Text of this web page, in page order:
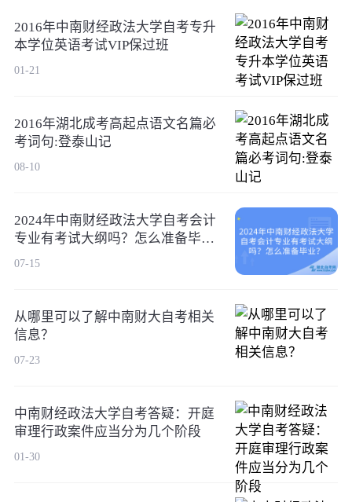
2016年中南财经政法大学自考专升
本学位英语考试VIP保过班
01-21
2016年湖北成考高起点语文名篇必
考词句:登泰山记
08-10
2024年中南财经政法大学自考会计
专业有考试大纲吗？怎么准备毕
业？
07-15
从哪里可以了解中南财大自考相关
信息？
07-23
中南财经政法大学自考答疑：开庭
审理行政案件应当分为几个阶段
01-30